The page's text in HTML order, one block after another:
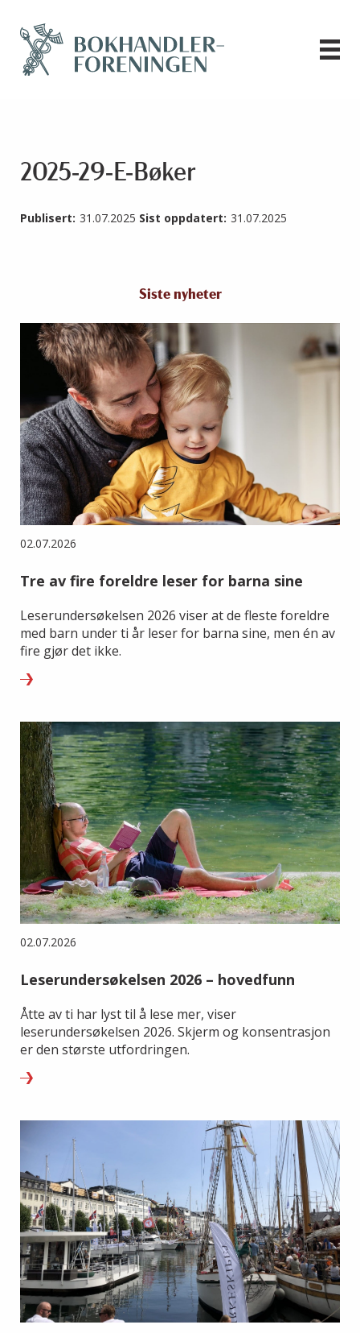
2025-29-E-Bøker
Publisert: 31.07.2025 Sist oppdatert: 31.07.2025
Siste nyheter
02.07.2026
Tre av fire foreldre leser for barna sine
Leserundersøkelsen 2026 viser at de fleste foreldre
med barn under ti år leser for barna sine, men én av
fire gjør det ikke.
02.07.2026
Leserundersøkelsen 2026 – hovedfunn
Åtte av ti har lyst til å lese mer, viser
leserundersøkelsen 2026. Skjerm og konsentrasjon
er den største utfordringen.